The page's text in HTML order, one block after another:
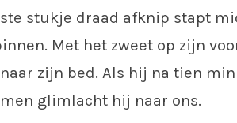
stukje draad afknip stapt
Met het zweet op zijn
zijn bed. Als hij na tien
glimlacht hij naar ons.